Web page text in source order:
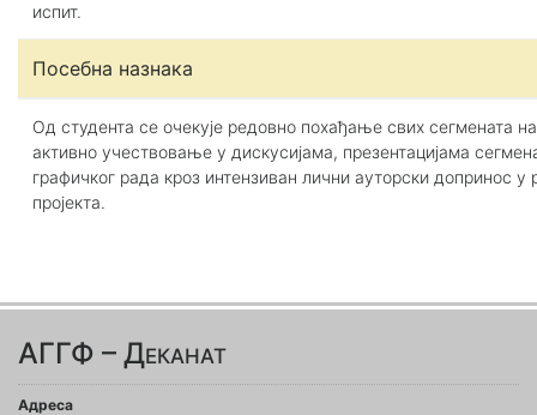
испит.
Посебна назнака
Од студента се очекује редовно похађање свих сегмената
активно учествовање у дискусијама, презентацијама
графичког рада кроз интензиван лични ауторски допринос у
пројекта.
АГГФ – Деканат
Адреса